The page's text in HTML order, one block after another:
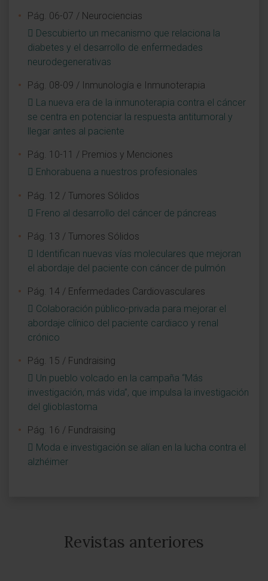
Pág. 06-07 / Neurociencias
Descubierto un mecanismo que relaciona la
diabetes y el desarrollo de enfermedades
neurodegenerativas
Pág. 08-09 / Inmunología e Inmunoterapia
La nueva era de la inmunoterapia contra el cáncer
se centra en potenciar la respuesta antitumoral y
llegar antes al paciente
Pág. 10-11 / Premios y Menciones
Enhorabuena a nuestros profesionales
Pág. 12 / Tumores Sólidos
Freno al desarrollo del cáncer de páncreas
Pág. 13 / Tumores Sólidos
Identifican nuevas vías moleculares que mejoran
el abordaje del paciente con cáncer de pulmón
Pág. 14 / Enfermedades Cardiovasculares
Colaboración público-privada para mejorar el
abordaje clínico del paciente cardiaco y renal
crónico
Pág. 15 / Fundraising
Un pueblo volcado en la campaña “Más
investigación, más vida”, que impulsa la investigación
del glioblastoma
Pág. 16 / Fundraising
Moda e investigación se alían en la lucha contra el
alzhéimer
Revistas anteriores